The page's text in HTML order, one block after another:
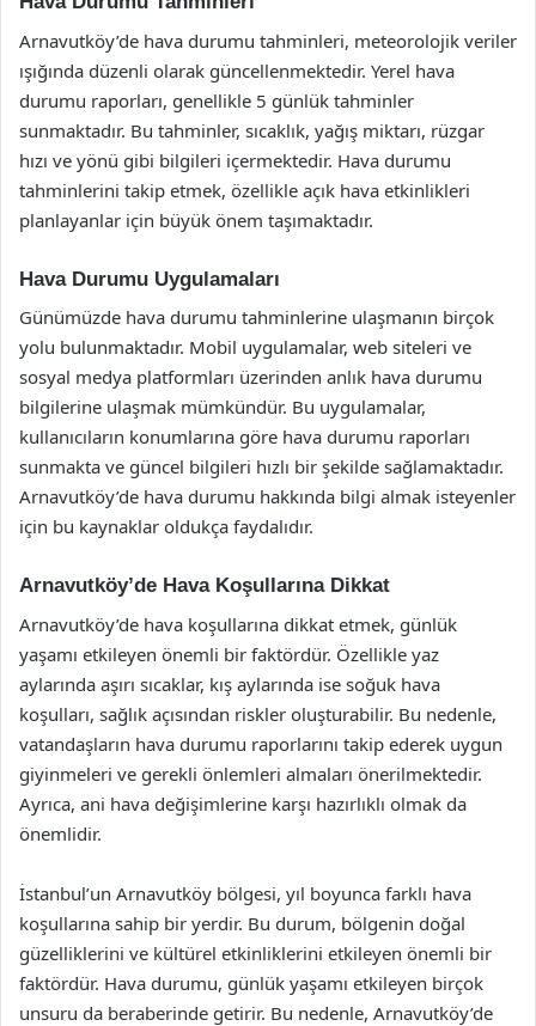
Arnavutköy’de hava durumu tahminleri, meteorolojik veriler
ışığında düzenli olarak güncellenmektedir. Yerel hava
durumu raporları, genellikle 5 günlük tahminler
sunmaktadır. Bu tahminler, sıcaklık, yağış miktarı, rüzgar
hızı ve yönü gibi bilgileri içermektedir. Hava durumu
tahminlerini takip etmek, özellikle açık hava etkinlikleri
planlayanlar için büyük önem taşımaktadır.
Hava Durumu Uygulamaları
Günümüzde hava durumu tahminlerine ulaşmanın birçok
yolu bulunmaktadır. Mobil uygulamalar, web siteleri ve
sosyal medya platformları üzerinden anlık hava durumu
bilgilerine ulaşmak mümkündür. Bu uygulamalar,
kullanıcıların konumlarına göre hava durumu raporları
sunmakta ve güncel bilgileri hızlı bir şekilde sağlamaktadır.
Arnavutköy’de hava durumu hakkında bilgi almak isteyenler
için bu kaynaklar oldukça faydalıdır.
Arnavutköy’de Hava Koşullarına Dikkat
Arnavutköy’de hava koşullarına dikkat etmek, günlük
yaşamı etkileyen önemli bir faktördür. Özellikle yaz
aylarında aşırı sıcaklar, kış aylarında ise soğuk hava
koşulları, sağlık açısından riskler oluşturabilir. Bu nedenle,
vatandaşların hava durumu raporlarını takip ederek uygun
giyinmeleri ve gerekli önlemleri almaları önerilmektedir.
Ayrıca, ani hava değişimlerine karşı hazırlıklı olmak da
önemlidir.
İstanbul’un Arnavutköy bölgesi, yıl boyunca farklı hava
koşullarına sahip bir yerdir. Bu durum, bölgenin doğal
güzelliklerini ve kültürel etkinliklerini etkileyen önemli bir
faktördür. Hava durumu, günlük yaşamı etkileyen birçok
unsuru da beraberinde getirir. Bu nedenle, Arnavutköy’de